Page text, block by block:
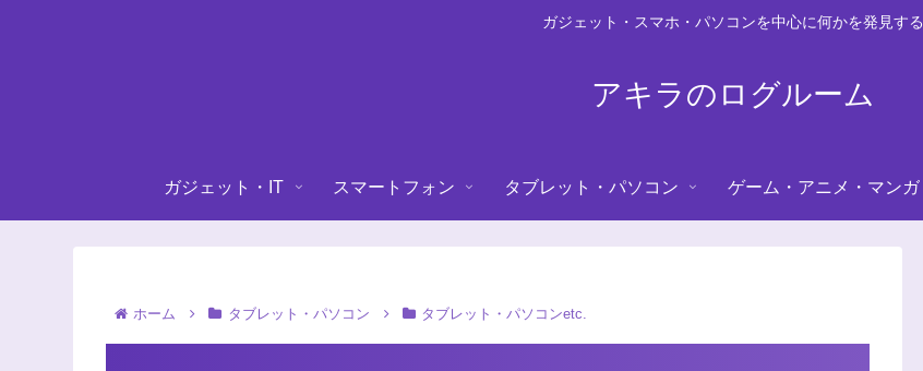
ガジェット・スマホ・パソコンを中心に何かを発見する
アキラのログルーム
ガジェット・IT スマートフォン タブレット・パソコン ゲーム・アニメ・マンガ
ホーム タブレット・パソコン タブレット・パソコンetc.